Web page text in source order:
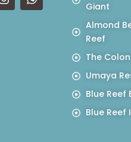
Giant
Almond
Reef
The
Umaya
Blue Reef
Blue Reef